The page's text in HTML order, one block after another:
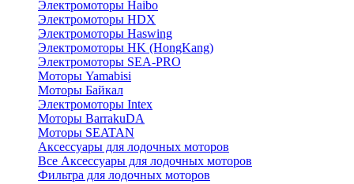
Электромоторы Haibo
Электромоторы HDX
Электромоторы Haswing
Электромоторы HK (HongKang)
Электромоторы SEA-PRO
Моторы Yamabisi
Моторы Байкал
Электромоторы Intex
Моторы BarrakuDA
Моторы SEATAN
Аксессуары для лодочных моторов
Все Аксессуары для лодочных моторов
Фильтра для лодочных моторов